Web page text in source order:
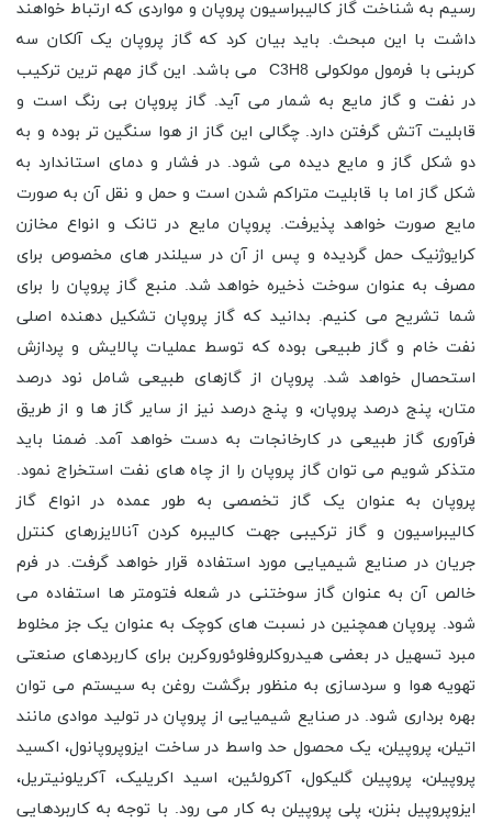
رسیم به شناخت گاز کالیبراسیون پروپان و مواردی که ارتباط خواهند
داشت با این مبحث. باید بیان کرد که گاز پروپان یک آلکان سه
کربنی با فرمول مولکولی C3H8 می باشد. این گاز مهم ترین ترکیب
در نفت و گاز مایع به شمار می آید. گاز پروپان بی رنگ است و
قابلیت آتش گرفتن دارد. چگالی این گاز از هوا سنگین تر بوده و به
دو شکل گاز و مایع دیده می شود. در فشار و دمای استاندارد به
شکل گاز اما با قابلیت متراکم شدن است و حمل و نقل آن به صورت
مایع صورت خواهد پذیرفت. پروپان مایع در تانک و انواع مخازن
کرایوژنیک حمل گردیده و پس از آن در سیلندر های مخصوص برای
مصرف به عنوان سوخت ذخیره خواهد شد. منبع گاز پروپان را برای
شما تشریح می کنیم. بدانید که گاز پروپان تشکیل دهنده اصلی
نفت خام و گاز طبیعی بوده که توسط عملیات پالایش و پردازش
استحصال خواهد شد. پروپان از گازهای طبیعی شامل نود درصد
متان، پنج درصد پروپان، و پنج درصد نیز از سایر گاز ها و از طریق
فرآوری گاز طبیعی در کارخانجات به دست خواهد آمد. ضمنا باید
متذکر شویم می توان گاز پروپان را از چاه های نفت استخراج نمود.
پروپان به عنوان یک گاز تخصصی به طور عمده در انواع گاز
کالیبراسیون و گاز ترکیبی جهت کالیبره کردن آنالایزرهای کنترل
جریان در صنایع شیمیایی مورد استفاده قرار خواهد گرفت. در فرم
خالص آن به عنوان گاز سوختنی در شعله فتومتر ها استفاده می
شود. پروپان همچنین در نسبت های کوچک به عنوان یک جز مخلوط
مبرد تسهیل در بعضی هیدروکلروفلوئوروکربن برای کاربردهای صنعتی
تهویه هوا و سردسازی به منظور برگشت روغن به سیستم می توان
بهره برداری شود. در صنایع شیمیایی از پروپان در تولید موادی مانند
اتیلن، پروپیلن، یک محصول حد واسط در ساخت ایزوپروپانول، اکسید
پروپیلن، پروپیلن گلیکول، آکرولئین، اسید اکریلیک، آکریلونیتریل،
ایزوپروپیل بنزن، پلی پروپیلن به کار می رود. با توجه به کاربردهایی